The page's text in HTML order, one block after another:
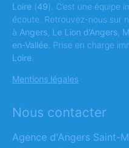
Loire (49). C’est une équipe
écoute. Retrouvez-nous sur
à Angers Le Lion d’Angers
en-Vallée . Prise en charge
Loire
Mentions légales
Nous contacter
Agence d'Angers Saint-